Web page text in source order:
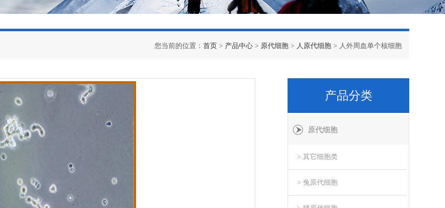
您当前的位置： 首页 > 产品中心 > 原代细胞 > 人原代细胞 > 人外周血单个核细胞
产品分类
原代细胞
> 其它细胞类
> 兔原代细胞